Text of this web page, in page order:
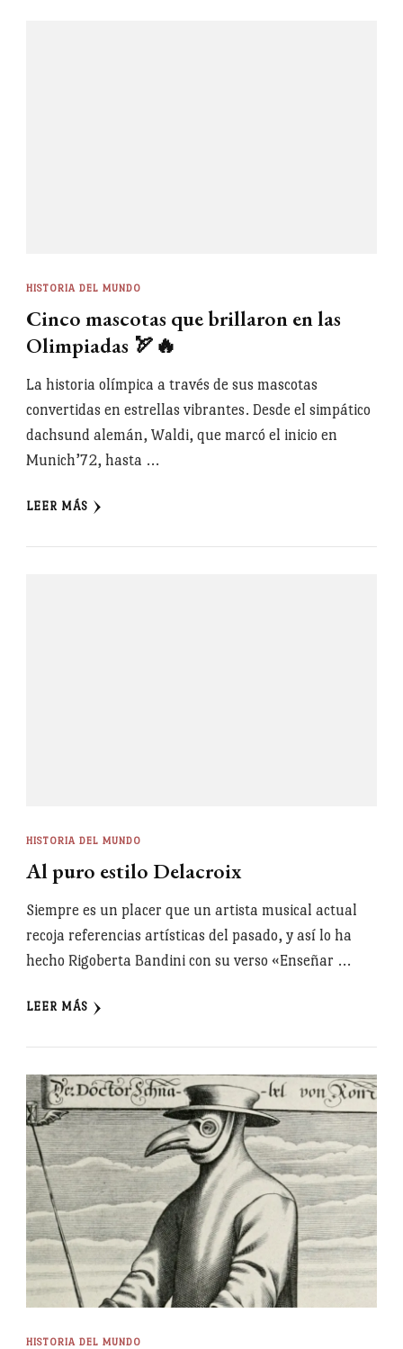
HISTORIA DEL MUNDO
Cinco mascotas que brillaron en las
Olimpiadas 🏹🔥
La historia olímpica a través de sus mascotas
convertidas en estrellas vibrantes. Desde el simpático
dachsund alemán, Waldi, que marcó el inicio en
Munich’72, hasta …
LEER MÁS
HISTORIA DEL MUNDO
Al puro estilo Delacroix
Siempre es un placer que un artista musical actual
recoja referencias artísticas del pasado, y así lo ha
hecho Rigoberta Bandini con su verso «Enseñar …
LEER MÁS
HISTORIA DEL MUNDO